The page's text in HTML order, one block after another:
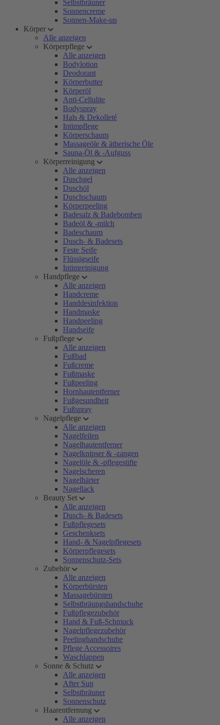
Selbstbräuner
Sonnencreme
Sonnen-Make-up
Körper
Alle anzeigen
Körperpflege
Alle anzeigen
Bodylotion
Deodorant
Körperbutter
Körperöl
Anti-Cellulite
Bodyspray
Hals & Dekolleté
Intimpflege
Körperschaum
Massageöle & ätherische Öle
Sauna-Öl & -Aufguss
Körperreinigung
Alle anzeigen
Duschgel
Duschöl
Duschschaum
Körperpeeling
Badesalz & Badebomben
Badeöl & -milch
Badeschaum
Dusch- & Badesets
Feste Seife
Flüssigseife
Intimreinigung
Handpflege
Alle anzeigen
Handcreme
Handdesinfektion
Handmaske
Handpeeling
Handseife
Fußpflege
Alle anzeigen
Fußbad
Fußcreme
Fußmaske
Fußpeeling
Hornhautentferner
Fußgesundheit
Fußspray
Nagelpflege
Alle anzeigen
Nagelfeilen
Nagelhautentferner
Nagelknipser & -zangen
Nagelöle & -pflegestifte
Nagelscheren
Nagelhärter
Nagellack
Beauty Set
Alle anzeigen
Dusch- & Badesets
Fußpflegesets
Geschenksets
Hand- & Nagelpflegesets
Körperpflegesets
Sonnenschutz-Sets
Zubehör
Alle anzeigen
Körperbürsten
Massagebürsten
Selbstbräungshandschuhe
Fußpflegezubehör
Hand & Fuß-Schmuck
Nagelpflegezubehör
Peelinghandschuhe
Pflege Accessoires
Waschlappen
Sonne & Schutz
Alle anzeigen
After Sun
Selbstbräuner
Sonnenschutz
Haarentfernung
Alle anzeigen